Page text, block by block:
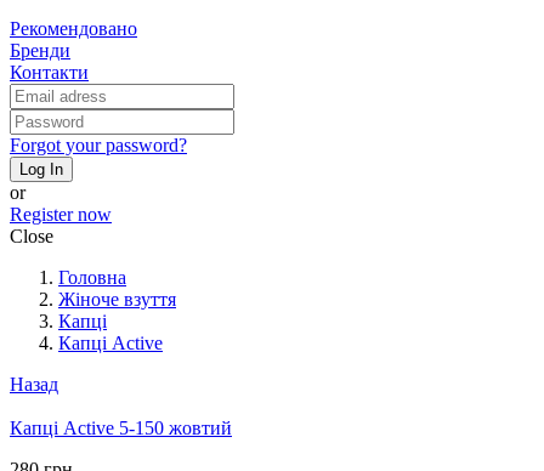
Рекомендовано
Бренди
Контакти
Forgot your password?
Log In
or
Register now
Close
Головна
Жіноче взуття
Капці
Капці Active
Назад
Капці Active 5-150 жовтий